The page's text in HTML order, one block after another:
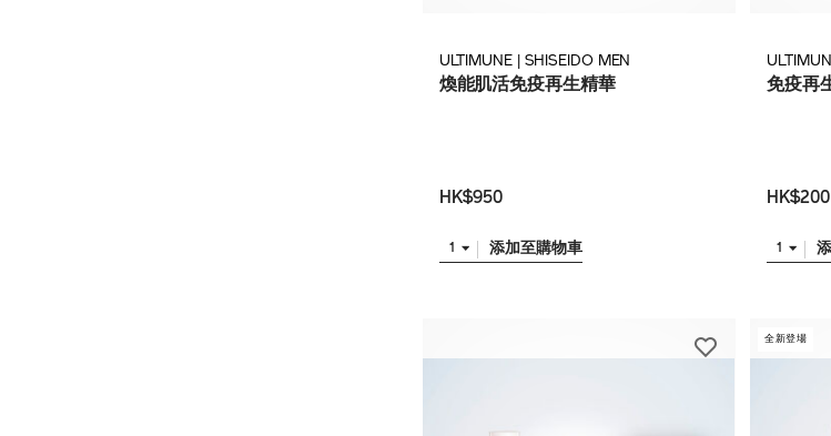
ULTIMUNE | SHISEIDO MEN
煥能肌活免疫再生精華
HK$950
1 添加至購物車
免疫再
HK$200
1
全新登場